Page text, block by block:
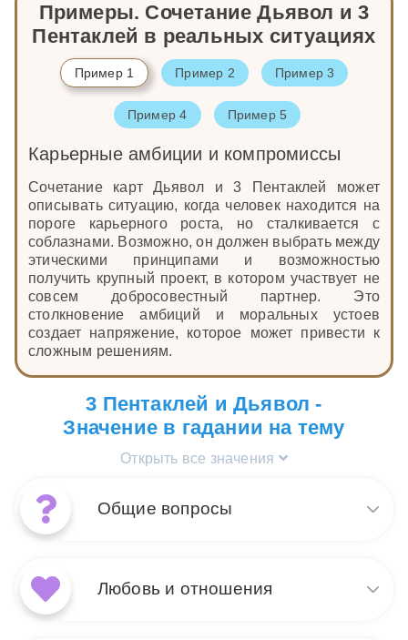
Примеры. Сочетание Дьявол и 3
Пентаклей в реальных ситуациях
Пример 1 Пример 2 Пример 3
Пример 4 Пример 5
Карьерные амбиции и компромиссы
Сочетание карт Дьявол и 3 Пентаклей может
описывать ситуацию, когда человек находится на
пороге карьерного роста, но сталкивается с
соблазнами. Возможно, он должен выбрать между
этическими принципами и возможностью
получить крупный проект, в котором участвует не
совсем добросовестный партнер. Это
столкновение амбиций и моральных устоев
создает напряжение, которое может привести к
сложным решениям.
3 Пентаклей и Дьявол -
Значение в гадании на тему
Открыть все значения
Общие вопросы
и 3 Пентаклей в раскладе на
Любовь и отношения